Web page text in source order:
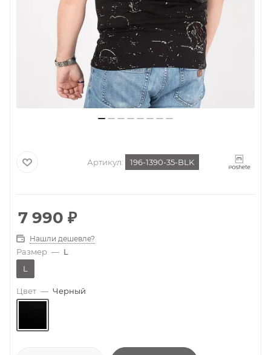
Артикул: 196-1390-35-BLK
7 990 ₽
Нашли дешевле?
Размер — L
L
Цвет — Черный